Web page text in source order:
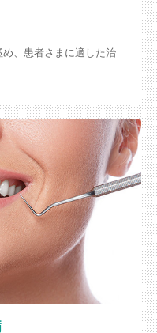
、患者さまに適した治